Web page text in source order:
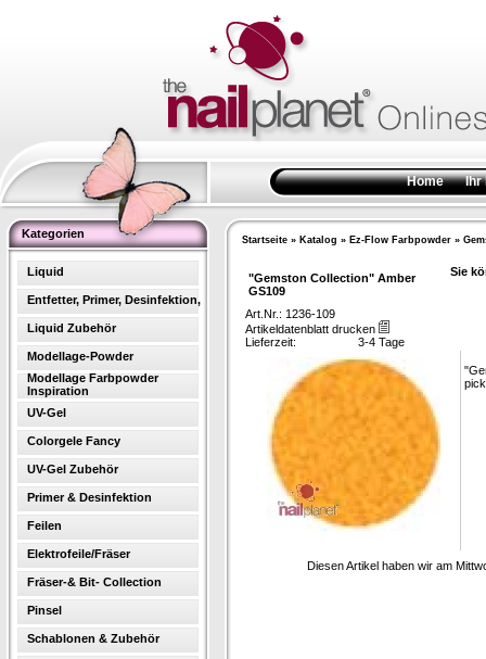
Home Ihr
Kategorien
Liquid
Entfetter, Primer, Desinfektion,
Liquid Zubehör
Modellage-Powder
Modellage Farbpowder
Inspiration
UV-Gel
Colorgele Fancy
UV-Gel Zubehör
Primer & Desinfektion
Feilen
Elektrofeile/Fräser
Fräser-& Bit- Collection
Pinsel
Schablonen & Zubehör
Startseite » Katalog » Ez-Flow Farbpowder »
"Gemston Collection" Amber
GS109
Sie
Art.Nr.: 1236-109
Artikeldatenblatt drucken
Lieferzeit:
3-4 Tage
Diesen Artikel haben wir am